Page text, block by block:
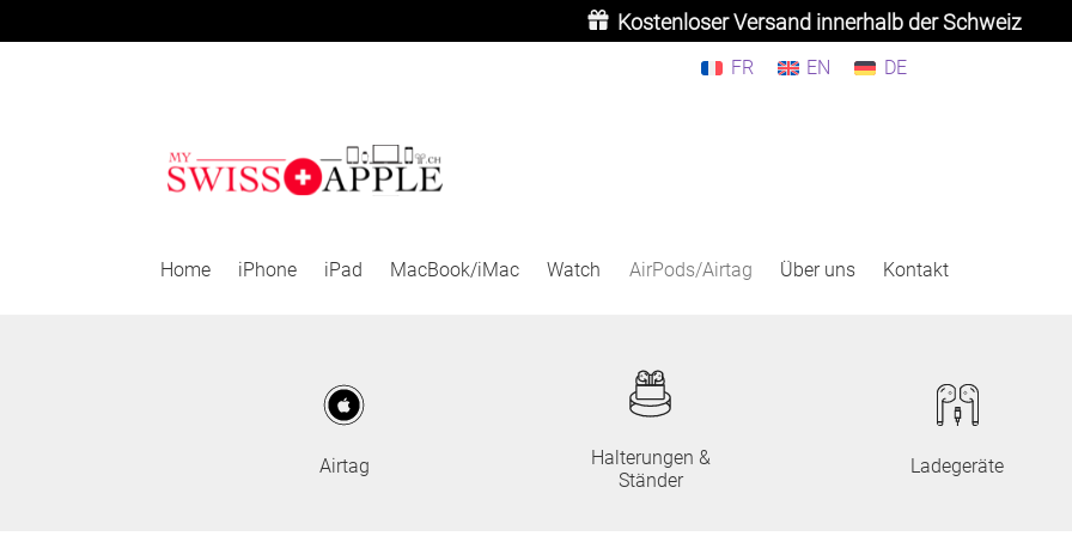
Kostenloser Versand innerhalb der Schweiz
FR EN DE
Zur
Navigation
Zum
Inhalt
Home iPhone iPad MacBook/iMac Watch AirPods/Airtag Über uns Kontakt
Airtag
Halterungen &
Ständer
Ladegeräte